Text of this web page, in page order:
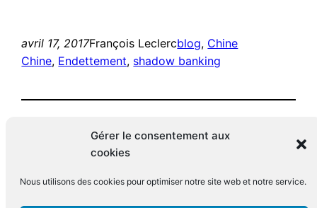
Gérer le consentement aux
cookies
Nous utilisons des cookies pour optimiser notre site web et notre service.
avril 17, 2017François Leclercblog, Chine
Chine, Endettement, shadow banking